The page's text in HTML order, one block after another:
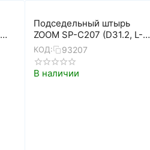
Подседельный штырь
ZOOM SP-C207 (D31.2, L-
400, чёрный)
КОД: 93207
В наличии